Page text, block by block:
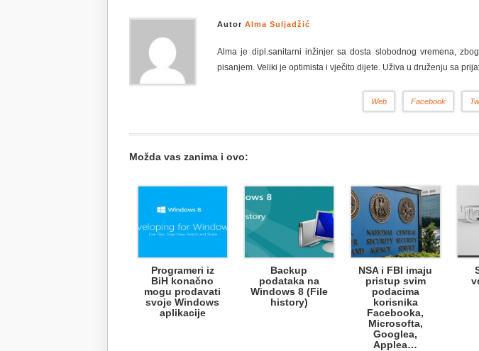
Autor Alma Suljadžić
Alma je dipl.sanitarni inžinjer sa dosta slobodnog vremena,
pisanjem. Veliki je optimista i vječito dijete. Uživa u druženju sa
Facebook
Web
Možda vas zanima i ovo:
Programeri iz
BiH konačno
mogu prodavati
svoje Windows
aplikacije
Backup
podataka na
Windows 8 (File
history)
NSA i FBI imaju
pristup svim
podacima
korisnika
Facebooka,
Microsofta,
Googlea,
Applea…